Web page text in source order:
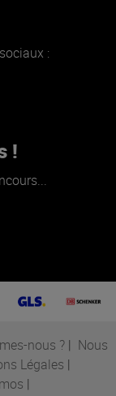
:
!
nous ? | Nous
Légales |
|